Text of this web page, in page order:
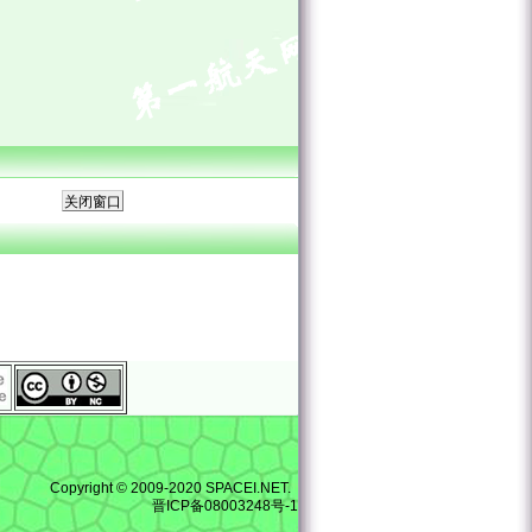
Copyright © 2009-2020 SPACEI.NET.
晋ICP备08003248号-1